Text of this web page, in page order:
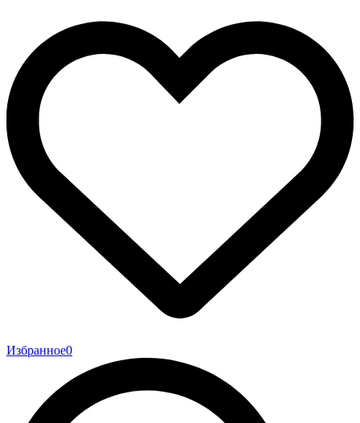
Избранное0